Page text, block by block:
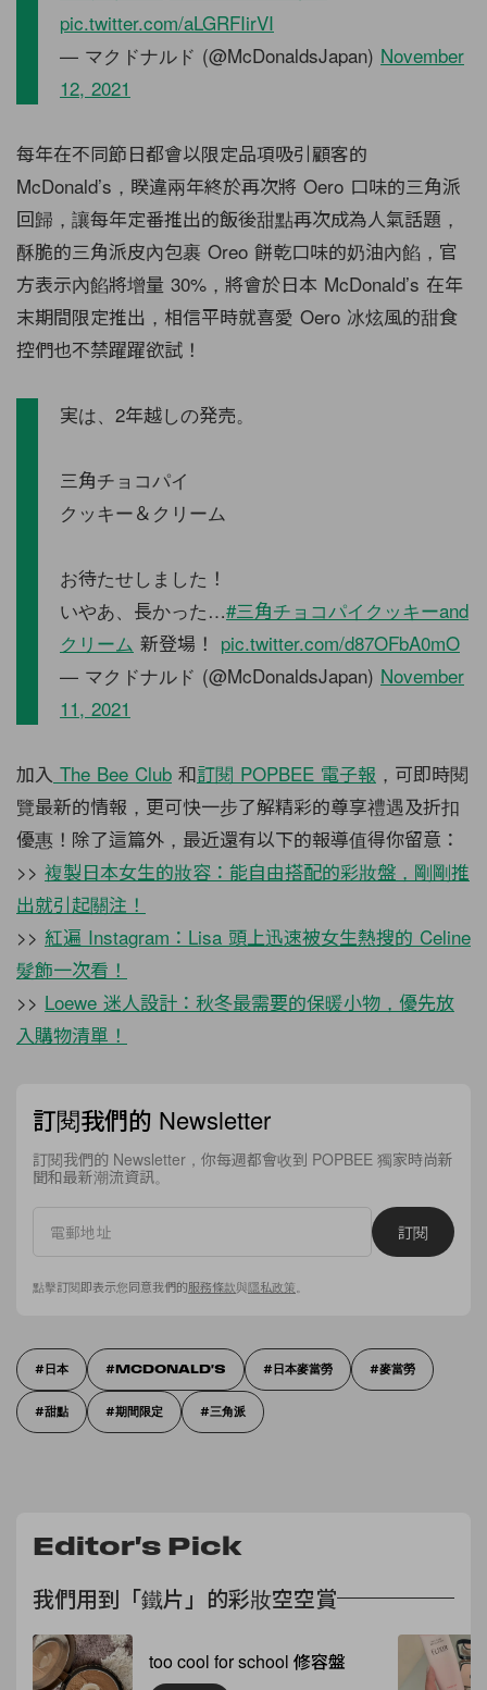
pic.twitter.com/aLGRFIirVI
— マクドナルド (@McDonaldsJapan) November
12, 2021
每年在不同節日都會以限定品項吸引顧客的
McDonald’s，睽違兩年終於再次將 Oero 口味的三角派
回歸，讓每年定番推出的飯後甜點再次成為人氣話題，
酥脆的三角派皮內包裹 Oreo 餅乾口味的奶油內餡，官
方表示內餡將增量 30%，將會於日本 McDonald’s 在年
末期間限定推出，相信平時就喜愛 Oero 冰炫風的甜食
控們也不禁躍躍欲試！
実は、2年越しの発売。
三角チョコパイ
クッキー＆クリーム
お待たせしました！
いやあ、長かった…#三角チョコパイクッキーand
クリーム 新登場！ pic.twitter.com/d87OFbA0mO
— マクドナルド (@McDonaldsJapan) November
11, 2021
加入 The Bee Club 和訂閱 POPBEE 電子報 ，可即時閱
覽最新的情報，更可快一步了解精彩的尊享禮遇及折扣
優惠！除了這篇外，最近還有以下的報導值得你留意：
>> 複製日本女生的妝容：能自由搭配的彩妝盤，剛剛推
出就引起關注！
>> 紅遍 Instagram：Lisa 頭上迅速被女生熱搜的 Celine
髮飾一次看！
>> Loewe 迷人設計：秋冬最需要的保暖小物，優先放
入購物清單！
訂閱我們的 Newsletter
訂閱我們的 Newsletter，你每週都會收到 POPBEE 獨家時尚新
聞和最新潮流資訊。
訂閱
點擊訂閱即表示您同意我們的服務條款與隱私政策
日本 MCDONALD'S 日本麥當勞 麥當勞
甜點 期間限定 三角派
Editor's Pick
我們用到「鐵片」的彩妝空空賞
too cool for school 修容盤